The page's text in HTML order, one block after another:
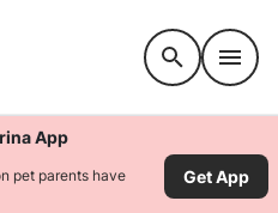
App
pet parents have
Get App